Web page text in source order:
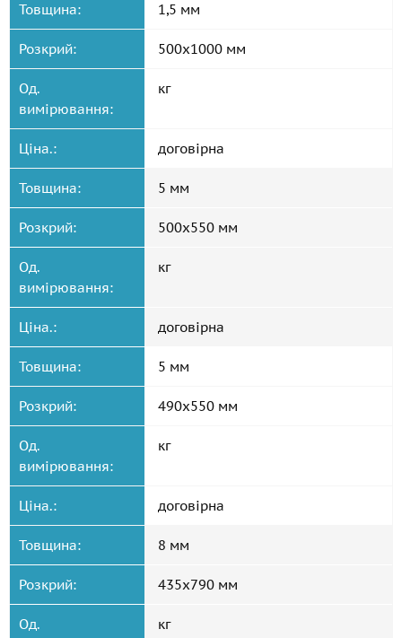
Товщина: 1,5 мм
Розкрий: 500x1000 мм
Од.
вимірювання:
кг
Ціна.: договірна
Товщина: 5 мм
Розкрий: 500x550 мм
Од.
вимірювання:
кг
Ціна.: договірна
Товщина: 5 мм
Розкрий: 490x550 мм
Од.
вимірювання:
кг
Ціна.: договірна
Товщина: 8 мм
Розкрий: 435x790 мм
Од.
кг